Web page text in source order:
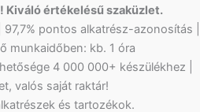
Kiváló értékelésű szaküzlet.
pontos alkatrész-azonosítás |
munkaidőben: kb. 1 óra
4 000 000+ készülékhez |
valós saját raktár!
és tartozékok.